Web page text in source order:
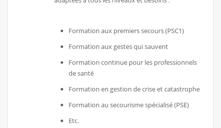
Formation aux premiers secours (PSC1)
Formation aux gestes qui sauvent
Formation continue pour les professionnels
de santé
Formation en gestion de crise et catastrophe
Formation au secourisme spécialisé (PSE)
Etc.